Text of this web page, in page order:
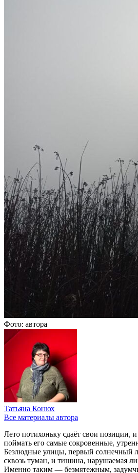
Фото: автора
Татьяна Конюх
Все материалы автора
Лето потихоньку сдаёт свои позиции,
поймать его самые сокровенные,
Безлюдные улицы, первый солнечный
сквозь туман, и тишина, нарушаемая
Именно таким — безмятежным,